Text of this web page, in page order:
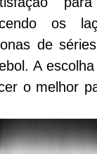
os
de
A
o melhor